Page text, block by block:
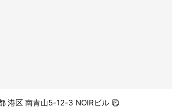
港区 南青山5-12-3 NOIRビル